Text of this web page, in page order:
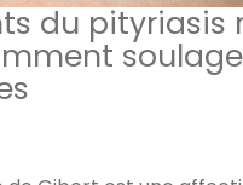
du pityriasis